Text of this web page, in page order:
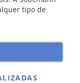
tipo de